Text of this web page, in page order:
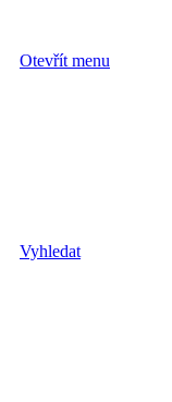
Otevřít menu
Vyhledat